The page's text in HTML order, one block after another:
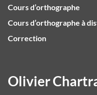
Cours d’orthographe
Cours d’orthographe à
Correction
Olivier